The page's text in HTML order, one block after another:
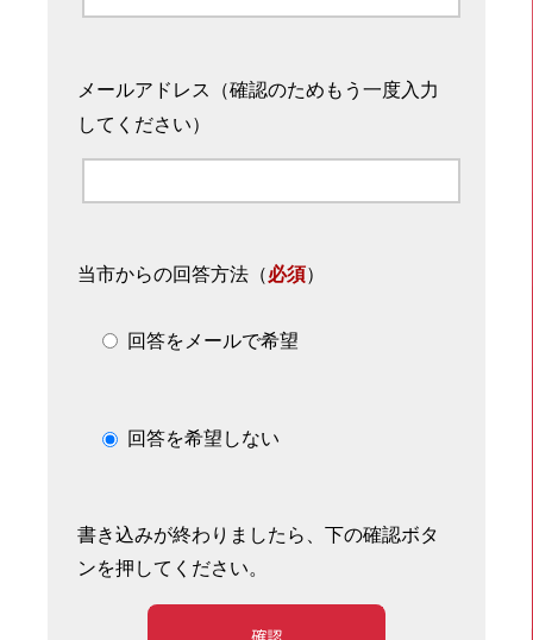
メールアドレス（確認のためもう一度入力
してください）
当市からの回答方法 （必須）
回答をメールで希望
回答を希望しない
書き込みが終わりましたら、下の確認ボタ
ンを押してください。